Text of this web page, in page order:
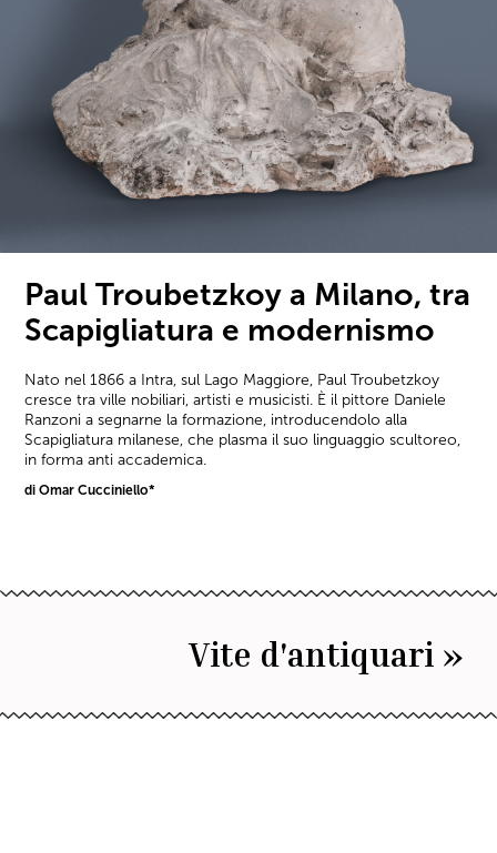
Paul Troubetzkoy a Milano, tra
Scapigliatura e modernismo
Nato nel 1866 a Intra, sul Lago Maggiore, Paul Troubetzkoy
cresce tra ville nobiliari, artisti e musicisti. È il pittore Daniele
Ranzoni a segnarne la formazione, introducendolo alla
Scapigliatura milanese, che plasma il suo linguaggio scultoreo,
in forma anti accademica.
di Omar Cucciniello*
Vite d'antiquari »